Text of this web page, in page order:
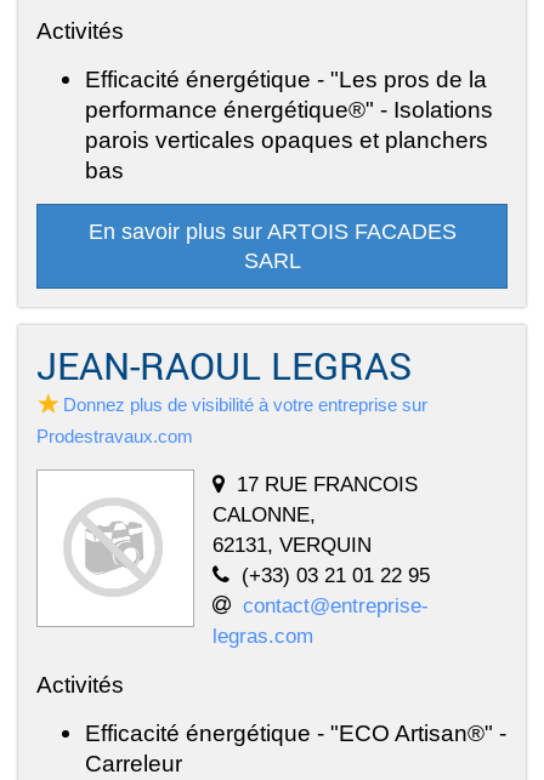
Activités
Efficacité énergétique - "Les pros de la
performance énergétique®" - Isolations
parois verticales opaques et planchers
bas
En savoir plus sur ARTOIS FACADES
SARL
JEAN-RAOUL LEGRAS
Donnez plus de visibilité à votre entreprise sur
Prodestravaux.com
17 RUE FRANCOIS
CALONNE,
62131, VERQUIN
(+33) 03 21 01 22 95
contact@entreprise-
legras.com
Activités
Efficacité énergétique - "ECO Artisan®" -
Carreleur